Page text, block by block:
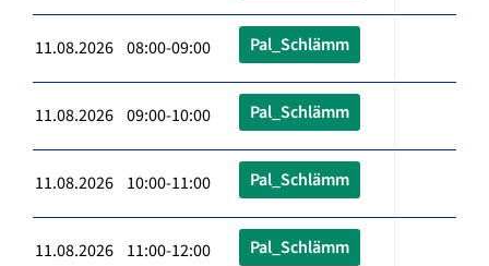
11.08.2026 08:00-09:00 Pal_Schlämm
11.08.2026 09:00-10:00 Pal_Schlämm
11.08.2026 10:00-11:00 Pal_Schlämm
11.08.2026 11:00-12:00 Pal_Schlämm